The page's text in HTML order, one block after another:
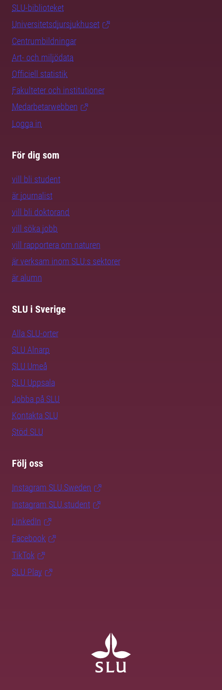
SLU-biblioteket
Universitetsdjursjukhuset
Centrumbildningar
Art- och miljödata
Officiell statistik
Fakulteter och institutioner
Medarbetarwebben
Logga in
För dig som
vill bli student
är journalist
vill bli doktorand
vill söka jobb
vill rapportera om naturen
är verksam inom SLU:s sektorer
är alumn
SLU i Sverige
Alla SLU-orter
SLU Alnarp
SLU Umeå
SLU Uppsala
Jobba på SLU
Kontakta SLU
Stöd SLU
Följ oss
Instagram SLU.Sweden
Instagram SLU.student
LinkedIn
Facebook
TikTok
SLU Play